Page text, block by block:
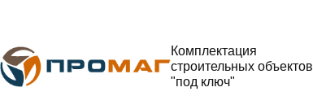
Комплектация
строительных объектов
"под ключ"